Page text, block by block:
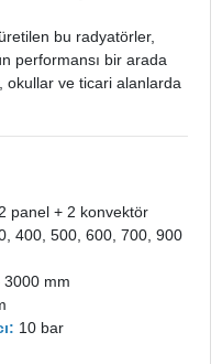
bu radyatörler,
performansı bir arada
okullar ve ticari alanlarda
2 panel + 2 konvektör
400, 500, 600, 700, 900
mm
10 bar